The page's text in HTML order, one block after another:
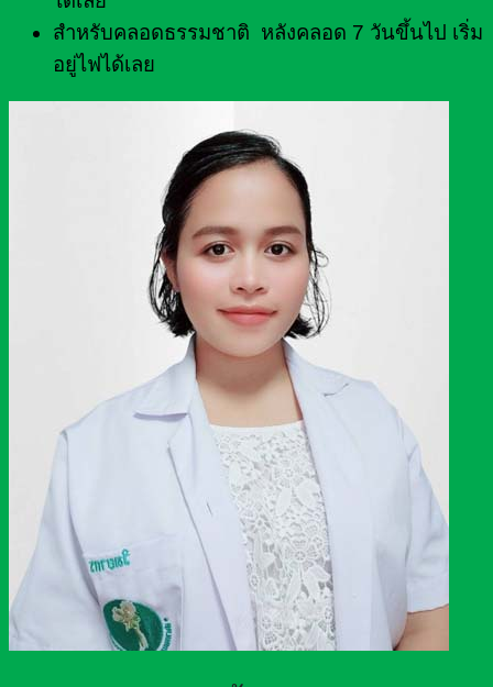
สำหรับคลอดธรรมชาติ หลังคลอด 7 วันขึ้นไป เริ่ม
อยู่ไฟได้เลย